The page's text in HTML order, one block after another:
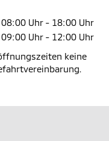
08:00 Uhr - 18:00 Uhr
09:00 Uhr - 12:00 Uhr
keine